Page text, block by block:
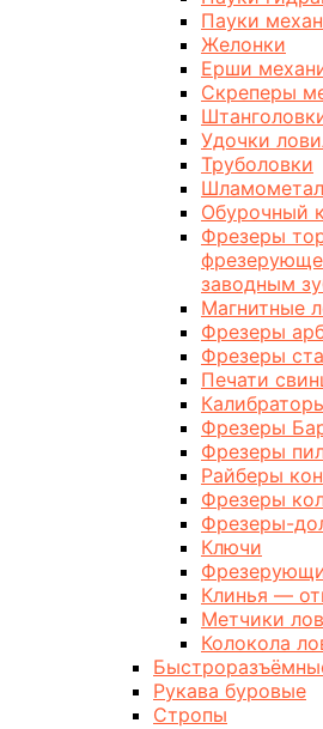
Пауки
Желонки
Ерши
Скреперы
Удочки
Труболовки
Обурочный
Фрезеры
заводным
Магнитные
Фрезеры
Фрезеры
Печати
Фрезеры
Фрезеры
Райберы
Фрезеры
Фрезеры-
Ключи
Клинья —
Метчики
Колокола
Рукава буровые
Стропы